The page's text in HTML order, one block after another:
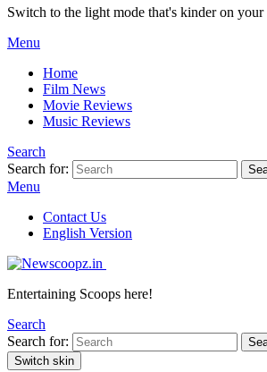
Switch to the light mode that's kinder on your
Menu
Home
Film News
Movie Reviews
Music Reviews
Search
Search for:
Menu
Contact Us
English Version
Entertaining Scoops here!
Search
Search for:
Switch skin